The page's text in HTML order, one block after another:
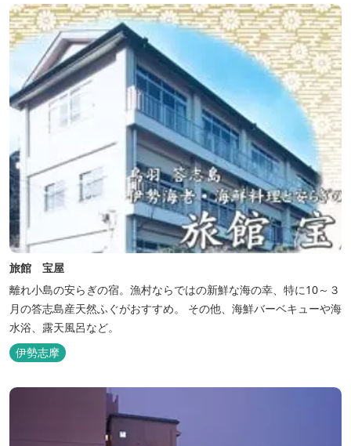
旅館 宝屋
離れ小島の安らぎの宿。漁村ならではの新鮮な海の幸、特に10～３
月の答志島産天然ふぐがおすすめ。 その他、海鮮バーベキューや海
水浴、露天風呂など。
伊勢志摩